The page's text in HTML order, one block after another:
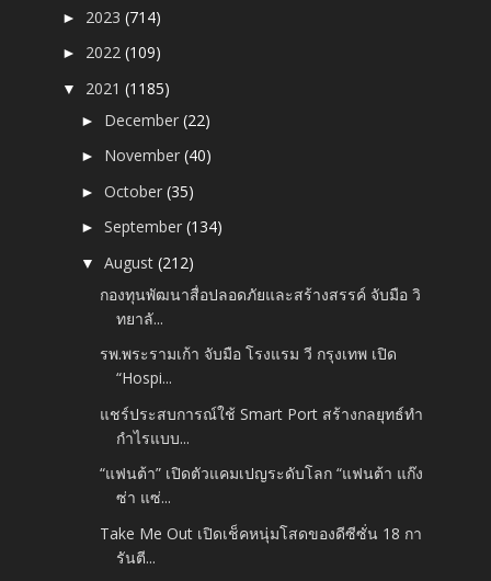
► 2023(714)
► 2022(109)
▼ 2021(1185)
► December(22)
► November(40)
►October(35)
►September(134)
▼August(212)
กองทุนพัฒนาสื่อปลอดภัยและสร้างสรรค์ จับมือ วิ
ทยาลั...
รพ.พระรามเก้า จับมือ โรงแรม วี กรุงเทพ เปิด
“Hospi...
แชร์ประสบการณ์ใช้ Smart Port สร้างกลยุทธ์ทำ
กำไรแบบ...
“แฟนต้า” เปิดตัวแคมเปญระดับโลก “แฟนต้า แก๊ง
ซ่า แซ่...
Take Me Out เปิดเช็คหนุ่มโสดของดีซีซั่น 18 กา
รันตี...